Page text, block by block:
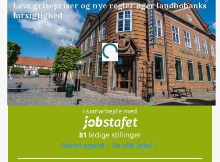
Lave grisepriser og nye regler øger landbobanks
forsigtighed
Annonce
Loading...
Jobs
i samarbejde med
81 ledige stillinger
Opret agent
Se alle jobs